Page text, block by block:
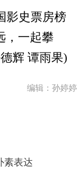
史票房榜
，一起攀
辉 谭雨果)
编辑：孙婷婷
素表达